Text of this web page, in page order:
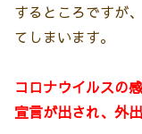
するところですが
てしまいます。
コロナウイルスの
宣言が出され、外